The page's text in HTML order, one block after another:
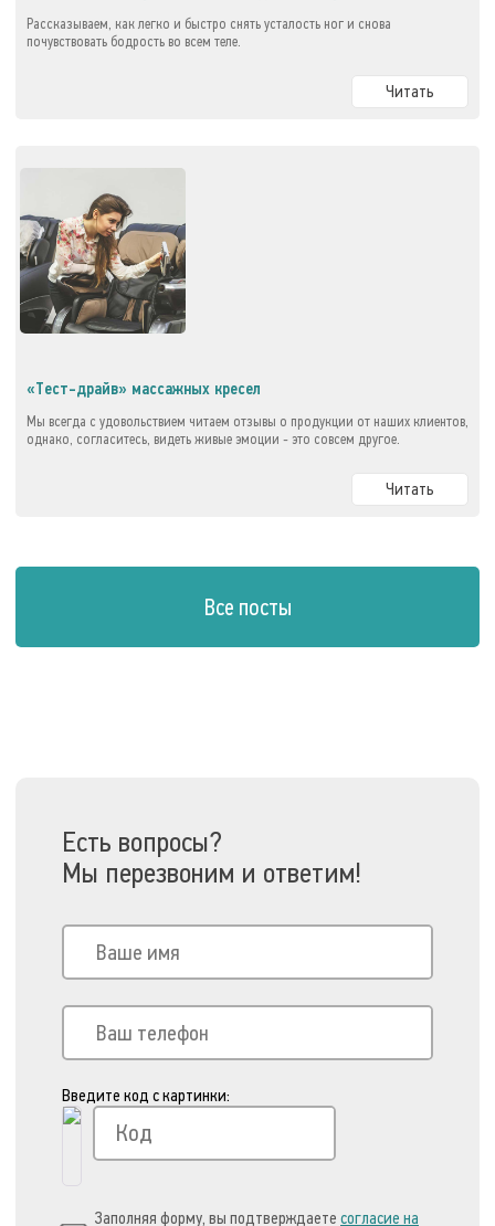
Рассказываем, как легко и быстро снять усталость ног и снова
почувствовать бодрость во всем теле.
Читать
«Тест-драйв» массажных кресел
Мы всегда с удовольствием читаем отзывы о продукции от наших клиентов,
однако, согласитесь, видеть живые эмоции - это совсем другое.
Читать
Все посты
Есть вопросы?
Мы перезвоним и ответим!
Введите код с картинки:
Заполняя форму, вы подтверждаете согласие на